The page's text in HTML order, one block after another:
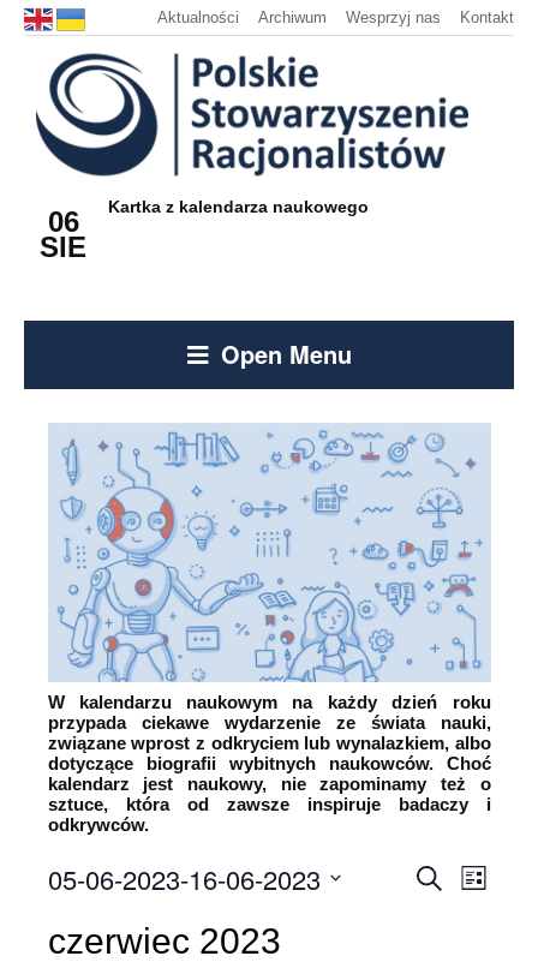
Aktualności Archiwum Wesprzyj nas Kontakt
06
SIE
Kartka z kalendarza naukowego
Open Menu
W kalendarzu naukowym na każdy dzień roku
przypada ciekawe wydarzenie ze świata nauki,
związane wprost z odkryciem lub wynalazkiem, albo
dotyczące biografii wybitnych naukowców. Choć
kalendarz jest naukowy, nie zapominamy też o
sztuce, która od zawsze inspiruje badaczy i
odkrywców.
Szukaj
List
05-06-2023-16-06-2023
datę.
czerwiec 2023